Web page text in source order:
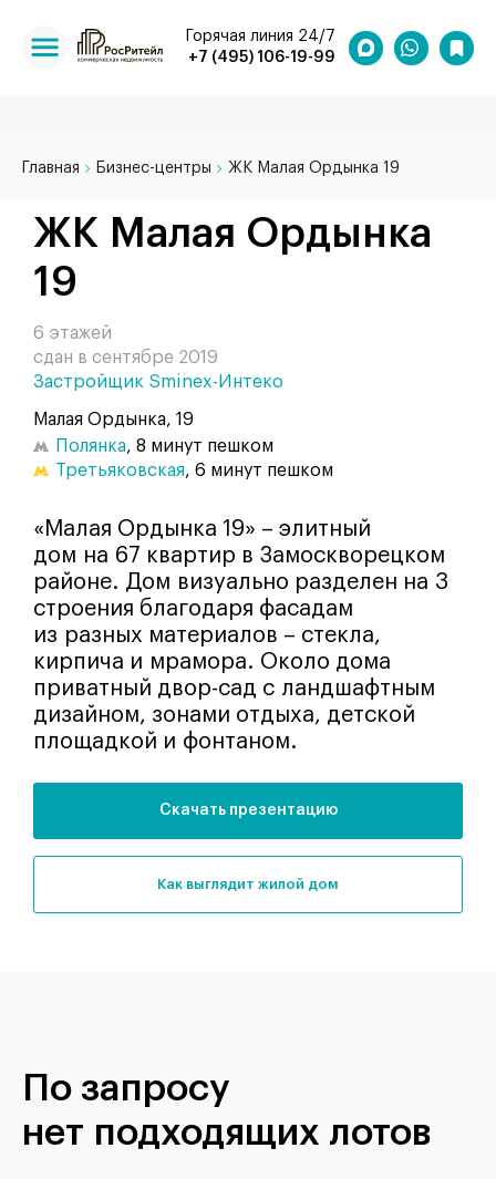
+7 (495) 106-19-99
Горячая линия 24/7
Главная Бизнес-центры ЖК Малая Ордынка 19
ЖК Малая Ордынка
19
6 этажей
сдан в сентябре 2019
Застройщик Sminex-Интеко
Малая Ордынка, 19
Полянка, 8 минут пешком
Третьяковская, 6 минут пешком
«Малая Ордынка 19» – элитный
дом на 67 квартир в Замоскворецком
районе. Дом визуально разделен на 3
строения благодаря фасадам
из разных материалов – стекла,
кирпича и мрамора. Около дома
приватный двор-сад с ландшафтным
дизайном, зонами отдыха, детской
площадкой и фонтаном.
Скачать презентацию
как выглядит жилой дом
По запросу
нет подходящих лотов